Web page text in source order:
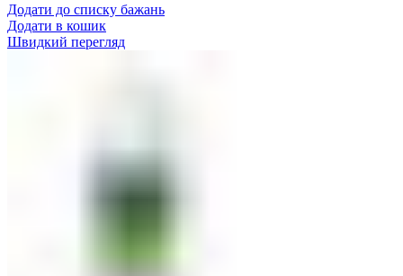
Додати до списку бажань
Додати в кошик
Швидкий перегляд